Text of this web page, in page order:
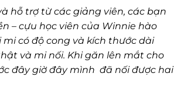
hỗ trợ từ các giảng viên, các bạn
– cựu học viên của Winnie hào
có độ cong và kích thước dài
và mi nối. Khi găn lên mắt cho
đây giờ đây mình đã nối được hai